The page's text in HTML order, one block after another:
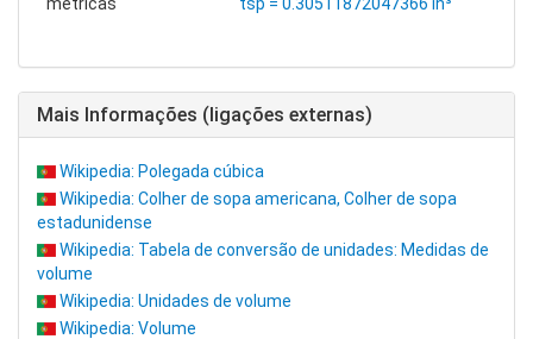
Mais Informações (ligações externas)
Wikipedia: Polegada cúbica
Wikipedia: Colher de sopa americana, Colher de sopa
estadunidense
Wikipedia: Tabela de conversão de unidades: Medidas de
volume
Wikipedia: Unidades de volume
Wikipedia: Volume